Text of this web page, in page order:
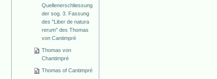
Quellenerschliessung
der sog. 3. Fassung
des "Liber de natura
rerum" des Thomas
von Cantimpré
Thomas von
Chantimpré
Thomas of Cantimpré